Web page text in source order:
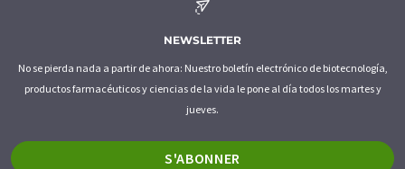
NEWSLETTER
No se pierda nada a partir de ahora: Nuestro boletín electrónico de biotecnología,
productos farmacéuticos y ciencias de la vida le pone al día todos los martes y
jueves.
S'ABONNER